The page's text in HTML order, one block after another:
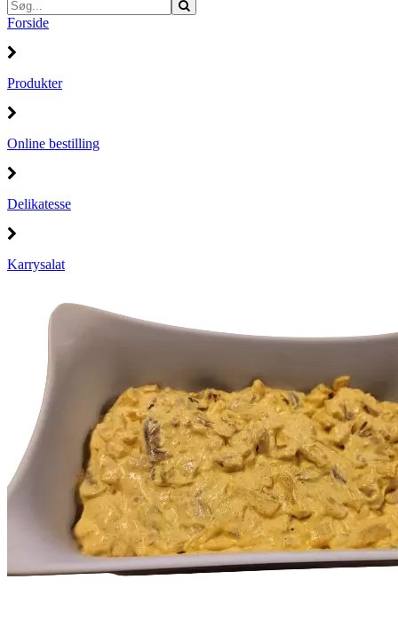
Forside
Produkter
Online bestilling
Delikatesse
Karrysalat